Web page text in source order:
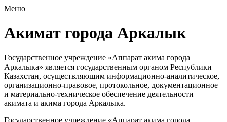
Меню
Акимат города Аркалык
Государственное учреждение «Аппарат акима города
Аркалыка» является государственным органом Республики
Казахстан, осуществляющим информационно-аналитическое,
организационно-правовое, протокольное, документационное
и материально-техническое обеспечение деятельности
акимата и акима города Аркалыка.
Государственное учреждение «Аппарат акима города